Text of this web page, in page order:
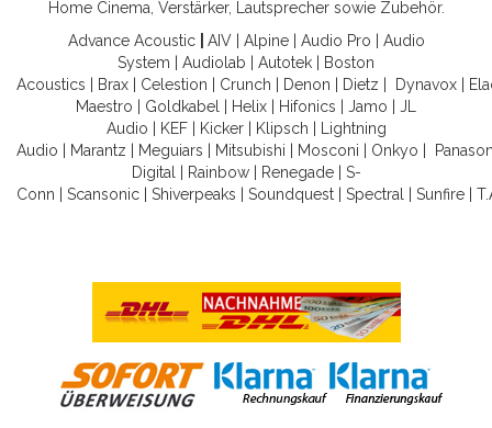
Home Cinema, Verstärker, Lautsprecher sowie Zubehör.
Advance Acoustic
AIV| Alpine| Audio Pro
Audio
System
Audiolab Autotek
Boston
Acoustics
Brax Celestion Crunch Denon Dietz Dynavox
Maestro
Goldkabel Helix Hifonics Jamo
JL
Audio
KEF| Kicker| Klipsch
Lightning
Audio
Marantz Meguiars Mitsubishi Mosconi Onkyo
Digital
Rainbow| Renegade| S-
Conn
Scansonic Shiverpeaks Soundquest Spectral Sunfire